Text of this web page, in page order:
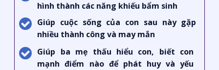
hình thành các năng khiếu bẩm sinh
Giúp cuộc sống của con sau này gặp
nhiều thành công và may mắn
Giúp ba mẹ thấu hiểu con, biết con
mạnh điểm nào để phát huy và yếu